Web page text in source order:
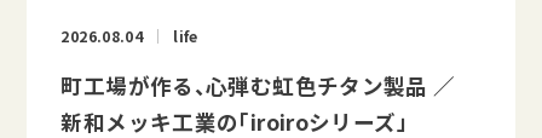
2026.08.04 life
町工場が作る、心弾む虹色チタン製品 ／
新和メッキ工業の「iroiroシリーズ」